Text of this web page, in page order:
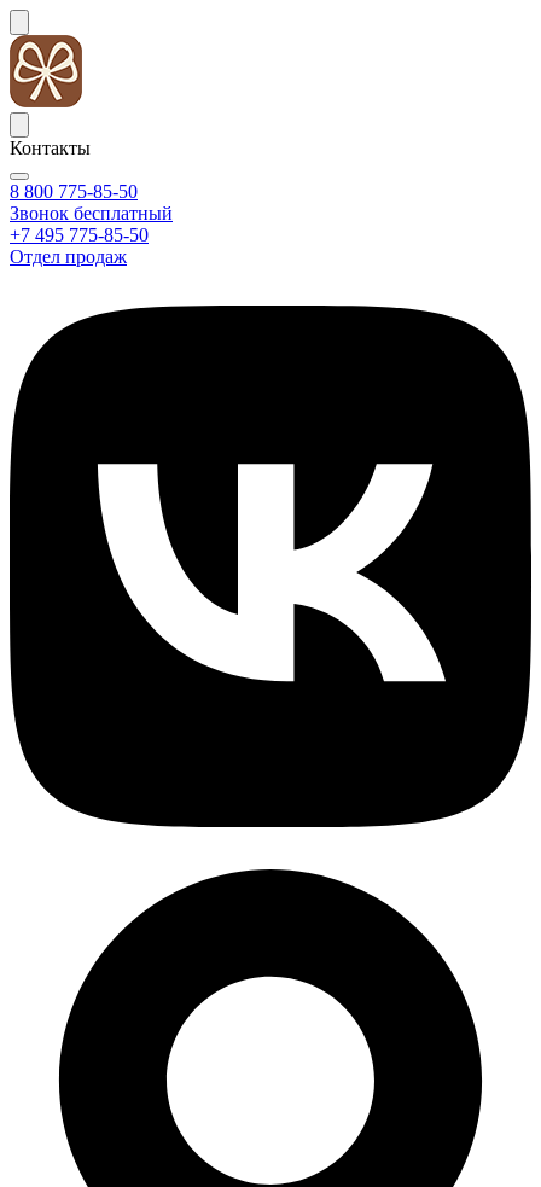
Контакты
8 800 775-85-50
Звонок бесплатный
+7 495 775-85-50
Отдел продаж